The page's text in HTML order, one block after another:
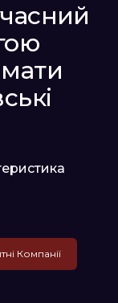
Компанії